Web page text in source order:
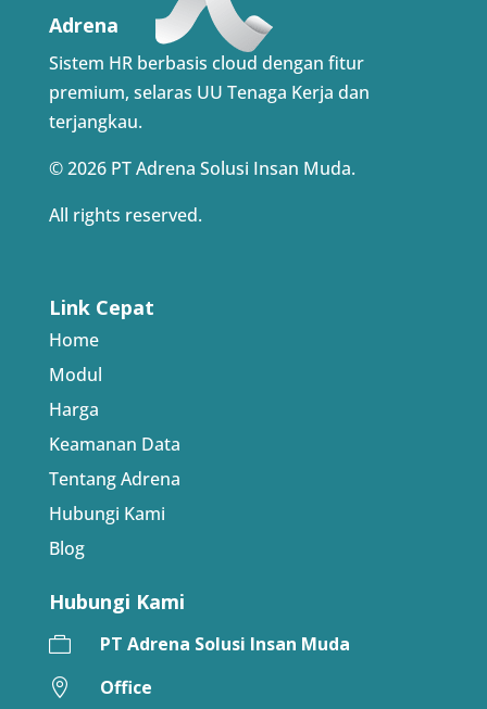
Adrena
Sistem HR berbasis cloud dengan fitur
premium, selaras UU Tenaga Kerja dan
terjangkau.
© 2026 PT Adrena Solusi Insan Muda.
All rights reserved.
Link Cepat
Home
Modul
Harga
Keamanan Data
Tentang Adrena
Hubungi Kami
Blog
Hubungi Kami
 PT Adrena Solusi Insan Muda

Office